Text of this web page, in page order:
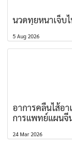
นวดทุยหนาเจ็บ
5 Aug 2026
อาการคลื่นไส้อ
การแพทย์แผนจี
24 Mar 2026